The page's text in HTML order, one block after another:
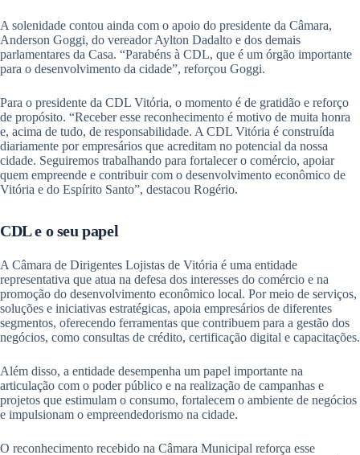
A solenidade contou ainda com o apoio do presidente da Câmara,
Anderson Goggi, do vereador Aylton Dadalto e dos demais
parlamentares da Casa. “Parabéns à CDL, que é um órgão importante
para o desenvolvimento da cidade”, reforçou Goggi.
Para o presidente da CDL Vitória, o momento é de gratidão e reforço
de propósito. “Receber esse reconhecimento é motivo de muita honra
e, acima de tudo, de responsabilidade. A CDL Vitória é construída
diariamente por empresários que acreditam no potencial da nossa
cidade. Seguiremos trabalhando para fortalecer o comércio, apoiar
quem empreende e contribuir com o desenvolvimento econômico de
Vitória e do Espírito Santo”, destacou Rogério.
CDL e o seu papel
A Câmara de Dirigentes Lojistas de Vitória é uma entidade
representativa que atua na defesa dos interesses do comércio e na
promoção do desenvolvimento econômico local. Por meio de serviços,
soluções e iniciativas estratégicas, apoia empresários de diferentes
segmentos, oferecendo ferramentas que contribuem para a gestão dos
negócios, como consultas de crédito, certificação digital e capacitações.
Além disso, a entidade desempenha um papel importante na
articulação com o poder público e na realização de campanhas e
projetos que estimulam o consumo, fortalecem o ambiente de negócios
e impulsionam o empreendedorismo na cidade.
O reconhecimento recebido na Câmara Municipal reforça esse